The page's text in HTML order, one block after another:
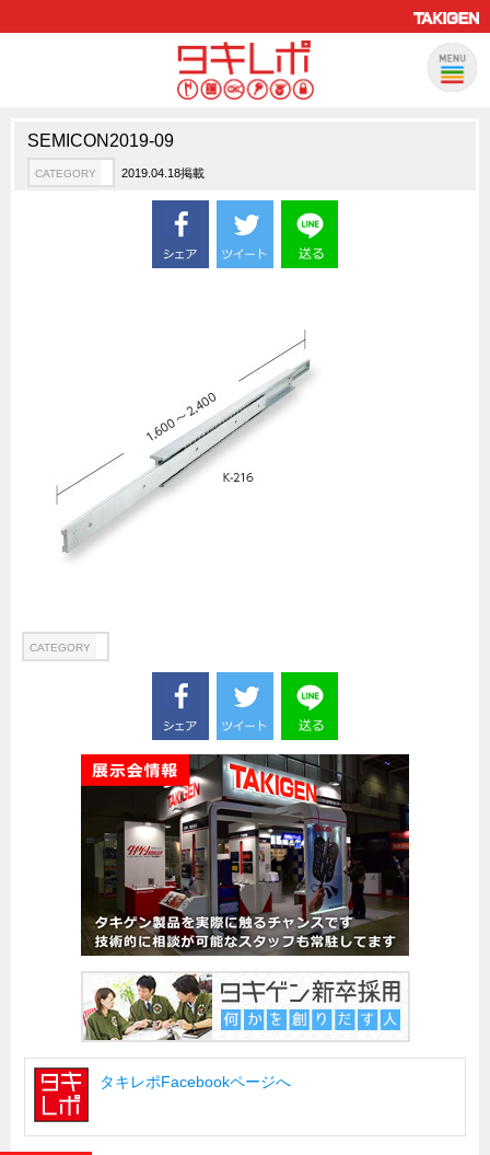
CATEGORY
新製品ロケットニュース
CFRP（炭素繊維強化プラスチック）
CATEGORY ソリューション
船舶・港湾設備
試作・特注品の事例集
省力化製品
配電盤・分電盤・キュービクル
医療・福祉・介護関連
ロボット・自動化装置関連
二次電池関連
EV・PHEV充電器関連
再生可能エネルギー
半導体製造装置関連
共同溝・無電柱化関連
サーバーラック・エンクロジャー
特装車・バス・トラック関連
フリーザー・フードマシナリー関連
自動販売機・自動改札機関連
鉄道車両・駅舎関連
SEMICON2019-09
CATEGORY 2019.04.18掲載
CATEGORY
タキレポFacebookページへ